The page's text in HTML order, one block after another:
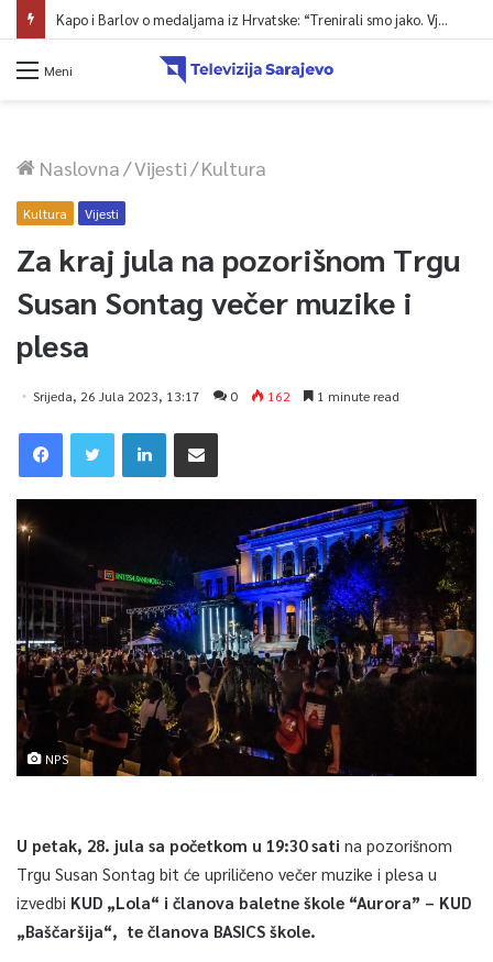
Kapo i Barlov o medaljama iz Hrvatske: “Trenirali smo jako. Vjerovali smo”
Meni
Naslovna/Vijesti/Kultura
Kultura Vijesti
Za kraj jula na pozorišnom Trgu
Susan Sontag večer muzike i
plesa
Srijeda, 26 Jula 2023, 13:17 0 162 1 minute read
NPS
U petak, 28. jula sa početkom u 19:30 sati na pozorišnom
Trgu Susan Sontag bit će upriličeno večer muzike i plesa u
izvedbi KUD „Lola“ i članova baletne škole “Aurora” – KUD
„Baščaršija“, te članova BASICS škole.